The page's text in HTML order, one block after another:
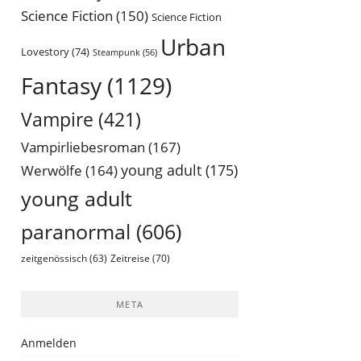
Science Fiction (150) Science Fiction
Lovestory(74) Steampunk (56) Urban
Fantasy (1129)
Vampire (421)
Vampirliebesroman (167)
Werwölfe (164)young adult (175)
young adult
paranormal (606)
zeitgenössisch (63) Zeitreise (70)
META
Anmelden